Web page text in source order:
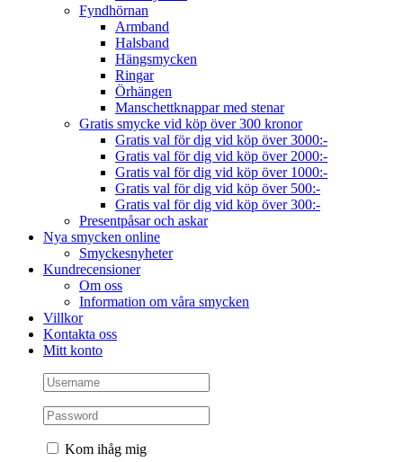
Fyndhörnan
Armband
Halsband
Hängsmycken
Ringar
Örhängen
Manschettknappar med stenar
Gratis smycke vid köp över 300 kronor
Gratis val för dig vid köp över 3000:-
Gratis val för dig vid köp över 2000:-
Gratis val för dig vid köp över 1000:-
Gratis val för dig vid köp över 500:-
Gratis val för dig vid köp över 300:-
Presentpåsar och askar
Nya smycken online
Smyckesnyheter
Kundrecensioner
Om oss
Information om våra smycken
Villkor
Kontakta oss
Mitt konto
Kom ihåg mig